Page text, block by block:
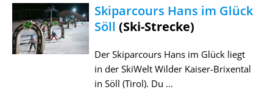
Skiparcours Hans im Glück
Söll (Ski-Strecke)
Der Skiparcours Hans im Glück liegt
in der SkiWelt Wilder Kaiser-Brixental
in Söll (Tirol). Du ...